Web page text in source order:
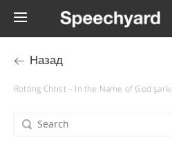
Назад
Rotting Christ – In the Name of God